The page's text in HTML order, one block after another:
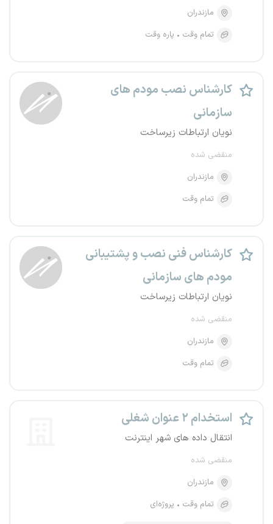
مازندران
تمام وقت
پاره وقت
کارشناس نصب مودم های
سازمانی
نویان ارتباطات زیرساخت
منقضی شده
مازندران
تمام وقت
کارشناس فنی نصب و پشتیبانی
مودم های سازمانی
نویان ارتباطات زیرساخت
منقضی شده
مازندران
تمام وقت
استخدام ۲ عنوان شغلی
انتقال داده های شهر اینترنت
منقضی شده
مازندران
تمام وقت
پروژه‌ای